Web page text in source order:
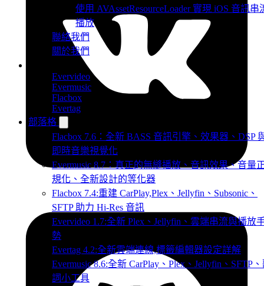
使用 AVAssetResourceLoader 實現 iOS 音訊串
播放
聯絡我們
關於我們
Evervideo
Evermusic
Flacbox
Evertag
部落格
Flacbox 7.6：全新 BASS 音訊引擎、效果器、DSP
即時音樂視覺化
Evermusic 8.7：真正的無縫播放、音訊效果、音量
規化、全新設計的等化器
Flacbox 7.4:重建 CarPlay,Plex、Jellyfin、Subsonic、
SFTP 助力 Hi-Res 音訊
Evervideo 1.7:全新 Plex、Jellyfin、雲端串流與播放
勢
Evertag 4.2:全新雲端連線,標籤編輯器設定詳解
Evermusic 8.6:全新 CarPlay、Plex、Jellyfin、SFTP
詞小工具